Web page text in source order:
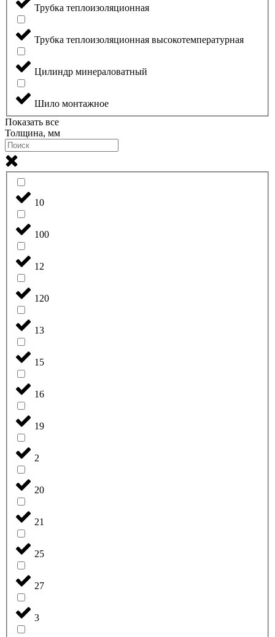
Трубка теплоизоляционная
Трубка теплоизоляционная высокотемпературная
Цилиндр минераловатный
Шило монтажное
Показать все
Толщина, мм
10
100
12
120
13
15
16
19
2
20
21
25
27
3